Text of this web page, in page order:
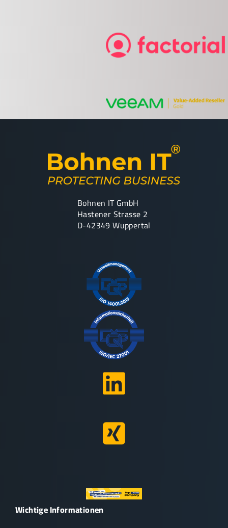
Bohnen IT GmbH
Hastener Strasse 2
D-42349 Wuppertal
Wichtige Informationen